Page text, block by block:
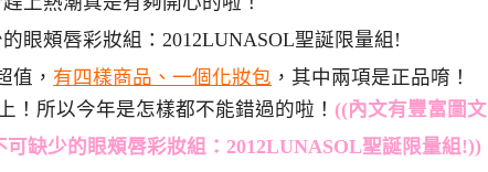
值， 有四樣商品、一個化妝包 ，其中兩項是正品唷！
！所以今年是怎樣都不能錯過的啦！ ((內文有豐富圖文
))